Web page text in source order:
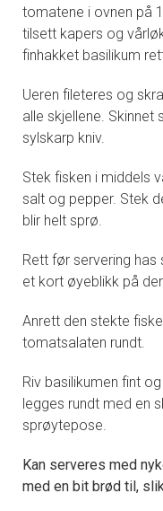
tomatene i ovnen på
tilsett kapers og
finhakket basilikum
Ueren fileteres og
alle skjellene. Skinnet
sylskarp kniv.
Stek fisken i middels
salt og pepper. Stek
blir helt sprø.
Rett før servering
et kort øyeblikk på
Anrett den stekte
tomatsalaten rundt.
Riv basilikumen fint
legges rundt med en
sprøytepose.
Kan serveres med
med en bit brød til,